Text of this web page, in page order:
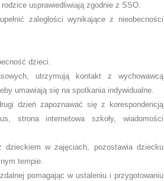
usprawiedliwiają zgodnie z SSO.
zaległości wynikające z nieobecności
dzieci.
utrzymują kontakt z wychowawcą
umawiają się na spotkania indywidualne.
dzień zapoznawać się z korespondencją
strona internetowa szkoły, wiadomości
w zajęciach, pozostawia dziecku
tempie.
pomagając w ustaleniu i przygotowaniu